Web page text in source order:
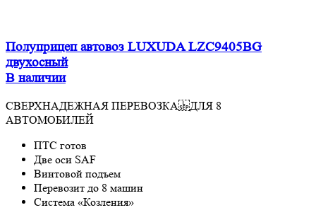
Полуприцеп автовоз LUXUDA LZC9405BG
двухосный
В наличии
СВЕРХНАДЕЖНАЯ ПЕРЕВОЗКА ДЛЯ 8
АВТОМОБИЛЕЙ
ПТС готов
Две оси SAF
Винтовой подъем
Перевозит до 8 машин
Система «Козления»